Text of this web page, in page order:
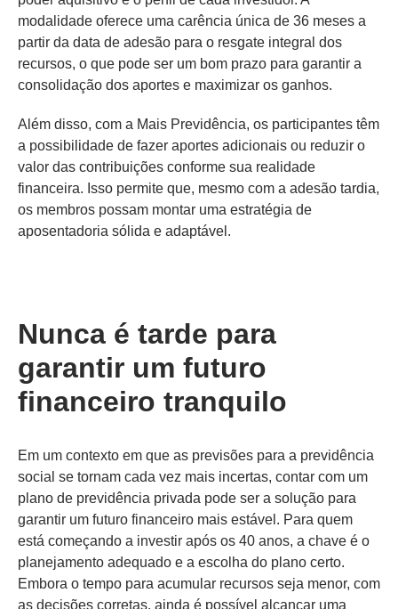
modalidade oferece uma carência única de 36 meses a
partir da data de adesão para o resgate integral dos
recursos, o que pode ser um bom prazo para garantir a
consolidação dos aportes e maximizar os ganhos.
Além disso, com a Mais Previdência, os participantes têm
a possibilidade de fazer aportes adicionais ou reduzir o
valor das contribuições conforme sua realidade
financeira. Isso permite que, mesmo com a adesão tardia,
os membros possam montar uma estratégia de
aposentadoria sólida e adaptável.
Nunca é tarde para
garantir um futuro
financeiro tranquilo
Em um contexto em que as previsões para a previdência
social se tornam cada vez mais incertas, contar com um
plano de previdência privada pode ser a solução para
garantir um futuro financeiro mais estável. Para quem
está começando a investir após os 40 anos, a chave é o
planejamento adequado e a escolha do plano certo.
Embora o tempo para acumular recursos seja menor, com
as decisões corretas, ainda é possível alcançar uma